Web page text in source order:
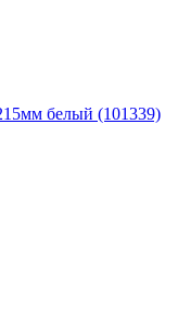
белый (101339)